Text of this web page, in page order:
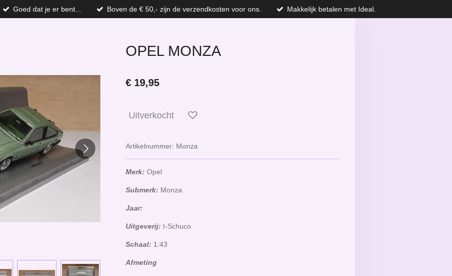
Goed dat je er bent... Boven de € 50,- zijn de verzendkosten voor ons. Makkelijk betalen met Ideal.
OPEL MONZA
€ 19,95
Uitverkocht
Artikelnummer: Monza
Merk: Opel
Submerk: Monza
Jaar:
Uitgeverij: I-Schuco
Schaal: 1:43
Afmeting